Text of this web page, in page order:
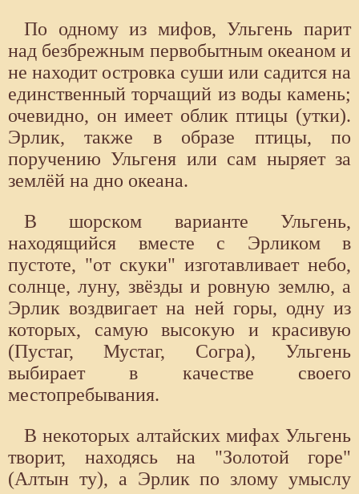
По одному из мифов, Ульгень парит
над безбрежным первобытным океаном и
не находит островка суши или садится на
единственный торчащий из воды камень;
очевидно, он имеет облик птицы (утки).
Эрлик, также в образе птицы, по
поручению Ульгеня или сам ныряет за
землёй на дно океана.
В шорском варианте Ульгень,
находящийся вместе с Эрликом в
пустоте, "от скуки" изготавливает небо,
солнце, луну, звёзды и ровную землю, а
Эрлик воздвигает на ней горы, одну из
которых, самую высокую и красивую
(Пустаг, Мустаг, Согра), Ульгень
выбирает в качестве своего
местопребывания.
В некоторых алтайских мифах Ульгень
творит, находясь на "Золотой горе"
(Алтын ту), а Эрлик по злому умыслу